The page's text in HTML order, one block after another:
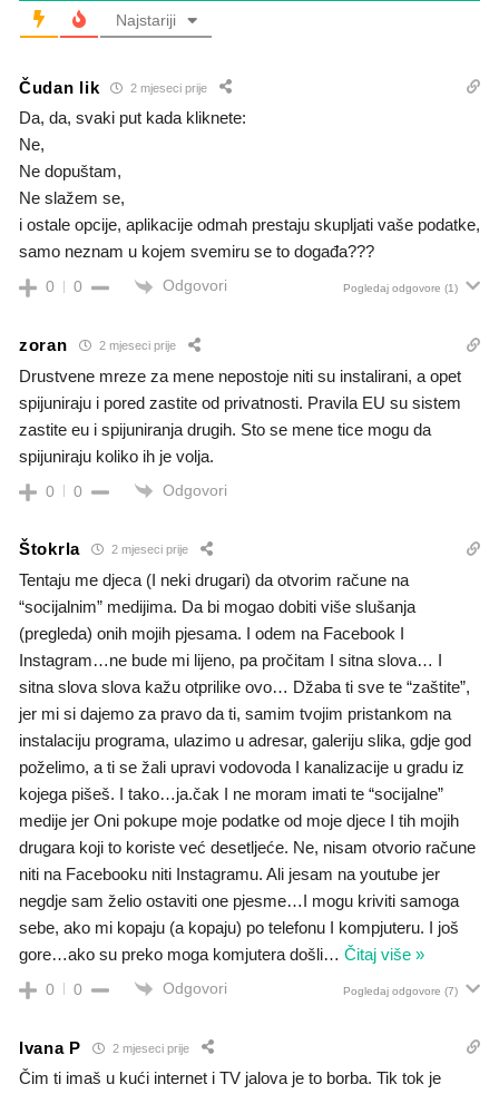
Najstariji
Čudan lik 2 mjeseci prije
Da, da, svaki put kada kliknete:
Ne,
Ne dopuštam,
Ne slažem se,
i ostale opcije, aplikacije odmah prestaju skupljati vaše podatke,
samo neznam u kojem svemiru se to događa???
0 0 Odgovori Pogledaj odgovore (1)
zoran 2 mjeseci prije
Drustvene mreze za mene nepostoje niti su instalirani, a opet
spijuniraju i pored zastite od privatnosti. Pravila EU su sistem
zastite eu i spijuniranja drugih. Sto se mene tice mogu da
spijuniraju koliko ih je volja.
0 0 Odgovori
Štokrla 2 mjeseci prije
Tentaju me djeca (I neki drugari) da otvorim račune na
“socijalnim” medijima. Da bi mogao dobiti više slušanja
(pregleda) onih mojih pjesama. I odem na Facebook I
Instagram…ne bude mi lijeno, pa pročitam I sitna slova… I
sitna slova slova kažu otprilike ovo… Džaba ti sve te “zaštite”,
jer mi si dajemo za pravo da ti, samim tvojim pristankom na
instalaciju programa, ulazimo u adresar, galeriju slika, gdje god
poželimo, a ti se žali upravi vodovoda I kanalizacije u gradu iz
kojega pišeš. I tako…ja.čak I ne moram imati te “socijalne”
medije jer Oni pokupe moje podatke od moje djece I tih mojih
drugara koji to koriste već desetljeće. Ne, nisam otvorio račune
niti na Facebooku niti Instagramu. Ali jesam na youtube jer
negdje sam želio ostaviti one pjesme…I mogu kriviti samoga
sebe, ako mi kopaju (a kopaju) po telefonu I kompjuteru. I još
gore…ako su preko moga komjutera došli… Čitaj više »
0 0 Odgovori Pogledaj odgovore (7)
Ivana P 2 mjeseci prije
Čim ti imaš u kući internet i TV jalova je to borba. Tik tok je